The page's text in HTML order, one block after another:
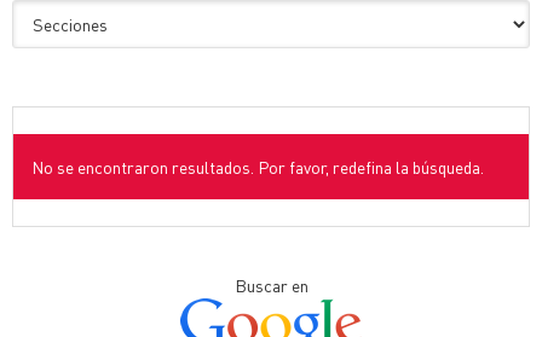
No se encontraron resultados. Por favor, redefina la búsqueda.
Buscar en